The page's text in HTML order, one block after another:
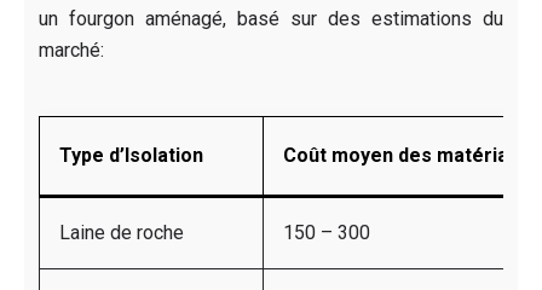
un fourgon aménagé, basé sur des estimations du
marché:
Type d’Isolation Coût moyen des matériaux
Laine de roche 150 – 300